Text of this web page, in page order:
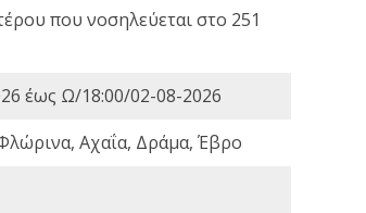
που νοσηλεύεται στο 251
έως Ω/18:00/02-08-2026
Αχαΐα, Δράμα, Έβρο